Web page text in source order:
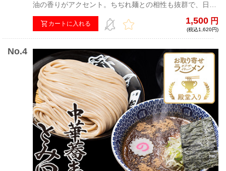
油の香りがアクセント。ちぢれ麺との相性も抜群で、日本
人のDNAに訴えかけるような、どこか懐かしくも、新しい
中華そば！※注文時に配送希望日をご選択いただいた場合
でも、ご案内させていただきました日程にて配送手続きを
号を元に、ヤマト運輸へお問い合わせいただきますと、ヤ
マト運輸保管期間内での配送日をご変更いただけます。※
予約販売商品と他の商品を同時に購入された場合、まとめ
て発送されるため、予約販売商品発送時期に発送させてい
ただきます。
カートに入れる 1,500 円
(税込1,620円)